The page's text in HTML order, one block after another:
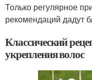
Только регулярное
рекомендаций дадут
Классический
укрепления волос